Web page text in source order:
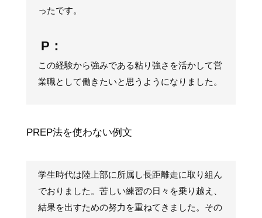
ったです。
P：
この経験から強みである粘り強さを活かして営
業職として働きたいと思うようになりました。
PREP法を使わない例文
学生時代は陸上部に所属し長距離走に取り組ん
でおりました。苦しい練習の日々を乗り越え、
結果を出すための努力を重ねてきました。その